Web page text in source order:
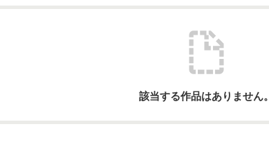
該当する作品はありません。